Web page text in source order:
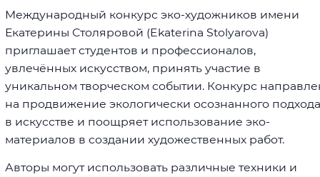
Международный конкурс эко-художников имени
Екатерины Столяровой (Ekaterina Stolyarova)
приглашает студентов и профессионалов,
увлечённых искусством, принять участие в
уникальном творческом событии. Конкурс
на продвижение экологически осознанного подхода
в искусстве и поощряет использование эко-
материалов в создании художественных работ.
Авторы могут использовать различные техники и